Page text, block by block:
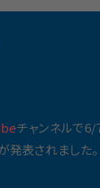
チャンネルで
発表されました。